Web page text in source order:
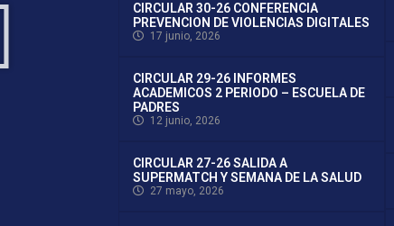
CIRCULAR 30-26 CONFERENCIA
PREVENCION DE VIOLENCIAS DIGITALES
17 junio, 2026
CIRCULAR 29-26 INFORMES
ACADEMICOS 2 PERIODO – ESCUELA DE
PADRES
12 junio, 2026
CIRCULAR 27-26 SALIDA A
SUPERMATCH Y SEMANA DE LA SALUD
27 mayo, 2026